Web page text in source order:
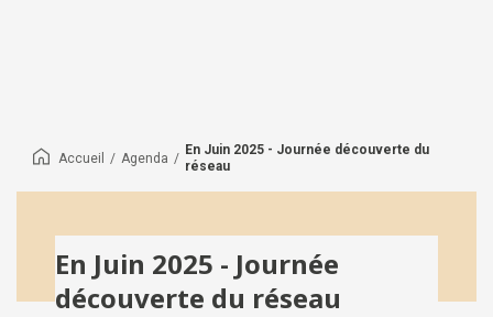
Accueil / Agenda /
En Juin 2025 - Journée découverte du
réseau
En Juin 2025 - Journée
découverte du réseau